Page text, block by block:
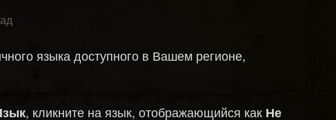
языка доступного в Вашем регионе,
, кликните на язык, отображающийся как Не